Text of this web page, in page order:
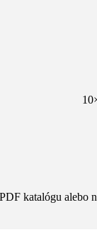
katalógu alebo